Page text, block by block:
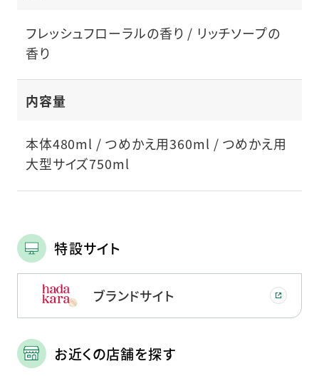
フレッシュフローラルの香り / リッチソープの
香り
内容量
本体480ml / つめかえ用360ml / つめかえ用
大型サイズ750ml
特設サイト
ブランドサイト
お近くの店舗を探す